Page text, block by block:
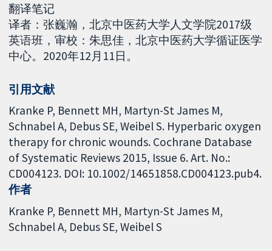
翻译笔记
译者：张巍瀚，北京中医药大学人文学院2017级
英语班，审校：朱思佳，北京中医药大学循证医学
中心。2020年12月11日。
引用文献
Kranke P, Bennett MH, Martyn-St James M,
Schnabel A, Debus SE, Weibel S. Hyperbaric oxygen
therapy for chronic wounds. Cochrane Database
of Systematic Reviews 2015, Issue 6. Art. No.:
CD004123. DOI: 10.1002/14651858.CD004123.pub4.
作者
Kranke P Bennett MH Martyn-St James M
Schnabel A Debus SE Weibel S